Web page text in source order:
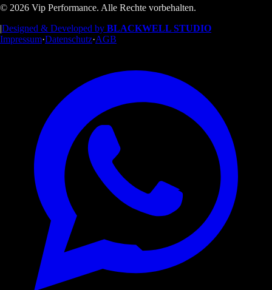
© 2026 Vip Performance. Alle Rechte vorbehalten.
|Designed & Developed by BLACKWELL STUDIO
Impressum·Datenschutz·AGB